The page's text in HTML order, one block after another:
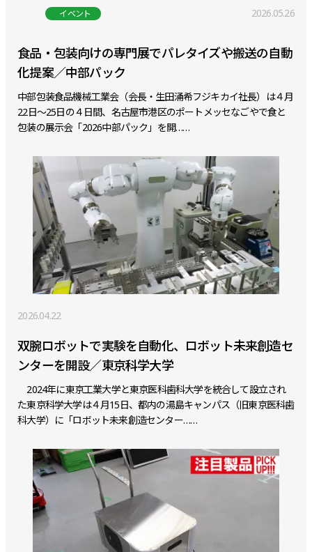
イベント 2026.05.26
食品・包装向けの専門展でパレタイズや搬送の自動
化提案／中部パック
中部包装食品機械工業会（会長・生田涌希フジキカイ社長）は４月
22日～25日の４日間、名古屋市港区のポートメッセなごやで食と
包装の展示会「2026中部パック」を開……
2026.04.22
双腕ロボットで実験を自動化、ロボット未来創造セ
ンターを開設／東京科学大学
2024年に東京工業大学と東京医科歯科大学を統合して設立され
た東京科学大学は４月15日、都内の湯島キャンパス（旧東京医科歯
科大学）に「ロボット未来創造センター……